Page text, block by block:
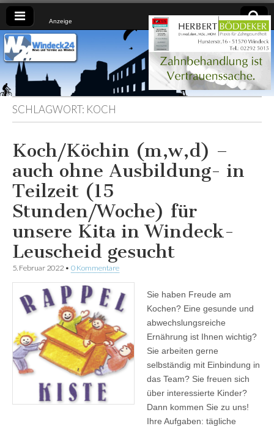
Anzeige
Windeck24
Nachrichten
aus dem
Ländchen
für das
Ländchen
SCHLAGWORT: KOCH
Koch/Köchin (m,w,d) –
auch ohne Ausbildung- in
Teilzeit (15
Stunden/Woche) für
unsere Kita in Windeck-
Leuscheid gesucht
5. Februar 2022 • 0 Kommentare
Sie haben Freude am
Kochen? Eine gesunde und
abwechslungsreiche
Ernährung ist Ihnen wichtig?
Sie arbeiten gerne
selbständig mit Einbindung in
das Team? Sie freuen sich
über interessierte Kinder?
Dann kommen Sie zu uns!
Ihre Aufgaben: tägliche